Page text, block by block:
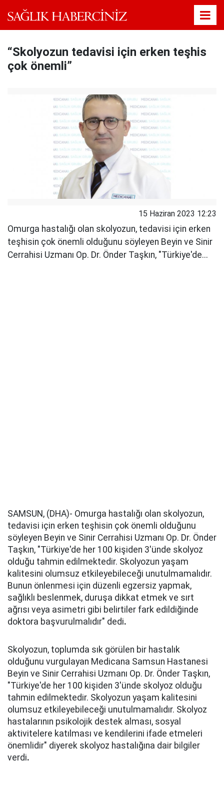
“Skolyozun tedavisi için erken teşhis
çok önemli”
15 Haziran 2023 12:23
Omurga hastalığı olan skolyozun, tedavisi için erken
teşhisin çok önemli olduğunu söyleyen Beyin ve Sinir
Cerrahisi Uzmanı Op. Dr. Önder Taşkın, "Türkiye'de...
SAMSUN, (DHA)- Omurga hastalığı olan skolyozun,
tedavisi için erken teşhisin çok önemli olduğunu
söyleyen Beyin ve Sinir Cerrahisi Uzmanı Op. Dr. Önder
Taşkın, "Türkiye'de her 100 kişiden 3'ünde skolyoz
olduğu tahmin edilmektedir. Skolyozun yaşam
kalitesini olumsuz etkileyebileceği unutulmamalıdır.
Bunun önlenmesi için düzenli egzersiz yapmak,
sağlıklı beslenmek, duruşa dikkat etmek ve sırt
ağrısı veya asimetri gibi belirtiler fark edildiğinde
doktora başvurulmalıdır" dedi.
Skolyozun, toplumda sık görülen bir hastalık
olduğunu vurgulayan Medicana Samsun Hastanesi
Beyin ve Sinir Cerrahisi Uzmanı Op. Dr. Önder Taşkın,
"Türkiye'de her 100 kişiden 3'ünde skolyoz olduğu
tahmin edilmektedir. Skolyozun yaşam kalitesini
olumsuz etkileyebileceği unutulmamalıdır. Skolyoz
hastalarının psikolojik destek alması, sosyal
aktivitelere katılması ve kendilerini ifade etmeleri
önemlidir" diyerek skolyoz hastalığına dair bilgiler
verdi.